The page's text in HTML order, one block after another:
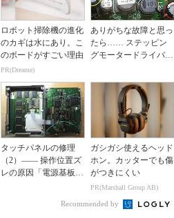
ロボット掃除機の進化
のカギは水にあり。こ
のボードがすごい理由
PR(Dreame)
ありがちな故障と思っ
たら…… ステッピン
グモータードライバー
タッチパネルの修理
（2）―― 操作位置ズ
レの原因「電源基板」
ガシガシ使えるヘッド
ホン。カッターでも傷
がつきにくい
PR(Marshall Group AB)
Recommended by